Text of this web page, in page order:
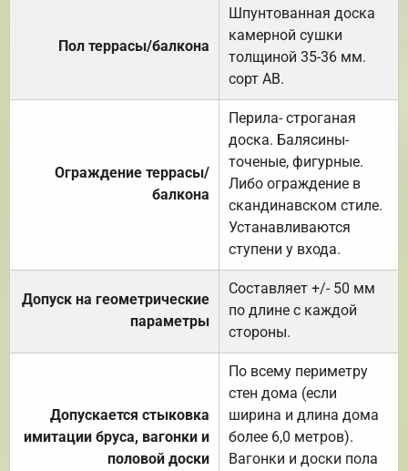
Пол террасы/балкона
Шпунтованная доска
камерной сушки
толщиной 35-36 мм.
сорт АВ.
Ограждение террасы/
балкона
Перила- строганая
доска. Балясины-
точеные, фигурные.
Либо ограждение в
скандинавском стиле.
Устанавливаются
ступени у входа.
Допуск на геометрические
параметры
Составляет +/- 50 мм
по длине с каждой
стороны.
Допускается стыковка
имитации бруса, вагонки и
половой доски
По всему периметру
стен дома (если
ширина и длина дома
более 6,0 метров).
Вагонки и доски пола